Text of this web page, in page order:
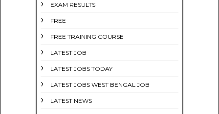
EXAM RESULTS
FREE
FREE TRAINING COURSE
LATEST JOB
LATEST JOBS TODAY
LATEST JOBS WEST BENGAL JOB
LATEST NEWS